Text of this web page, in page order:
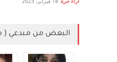
البعض من مبدعي (